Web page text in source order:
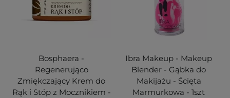
Bosphaera -
Regenerująco
Zmiękczający Krem do
Rąk i Stóp z Mocznikiem -
Ibra Makeup - Makeup
Blender - Gąbka do
Makijażu - Ścięta
Marmurkowa - 1szt